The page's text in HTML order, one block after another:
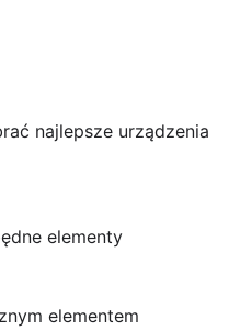
najlepsze urządzenia
elementy
elementem